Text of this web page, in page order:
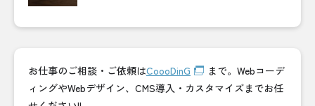
お仕事のご相談・ご依頼はCoooDinG
まで。Webコーデ
ィングやWebデザイン、CMS導入・カスタマイズまでお任